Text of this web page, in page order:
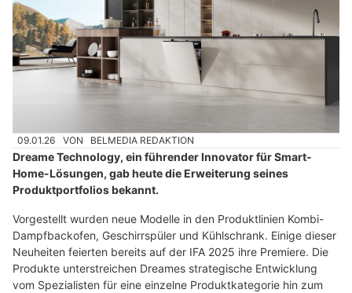
09.01.26 VON BELMEDIA REDAKTION
Dreame Technology, ein führender Innovator für Smart-
Home-Lösungen, gab heute die Erweiterung seines
Produktportfolios bekannt.
Vorgestellt wurden neue Modelle in den Produktlinien Kombi-
Dampfbackofen, Geschirrspüler und Kühlschrank. Einige dieser
Neuheiten feierten bereits auf der IFA 2025 ihre Premiere. Die
Produkte unterstreichen Dreames strategische Entwicklung
vom Spezialisten für eine einzelne Produktkategorie hin zum